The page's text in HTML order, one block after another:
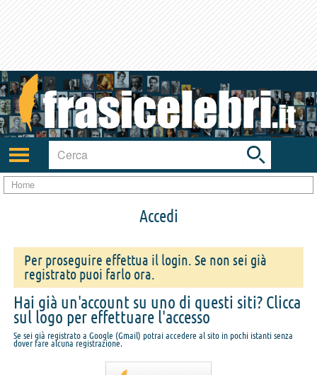
Attiva/disattiva
navigazione
Toggle
search
bar
Home
Accedi
Per proseguire effettua il login. Se non sei già
registrato puoi farlo ora.
Hai già un'account su uno di questi siti? Clicca
sul logo per effettuare l'accesso
Se sei già registrato a Google (Gmail) potrai accedere al sito in pochi istanti senza
dover fare alcuna registrazione.